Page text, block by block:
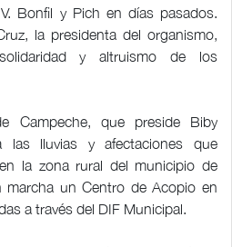
Bonfil y Pich en días pasados.
la presidenta del organismo,
y altruismo de los
Campeche, que preside Biby
las lluvias y afectaciones que
la zona rural del municipio de
marcha un Centro de Acopio en
a través del DIF Municipal.